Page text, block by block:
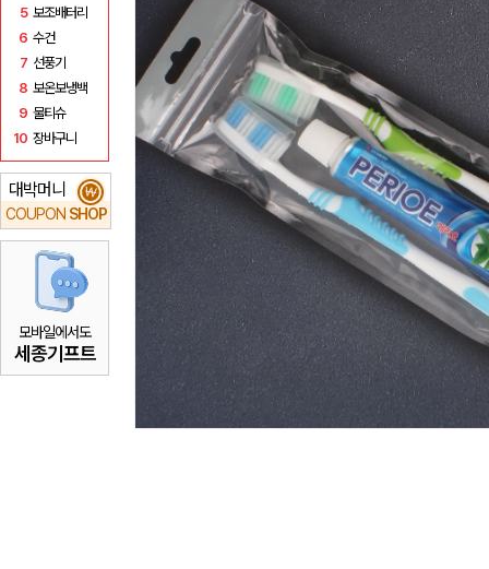
5 보조배터리
6 수건
7 선풍기
8 보온보냉백
9 물티슈
10 장바구니
대박머니
COUPON SHOP
₩
모바일에서도
세종기프트